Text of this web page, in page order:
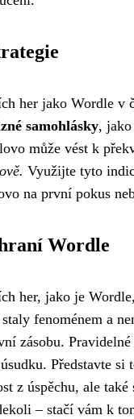
her jako Wordle v
samohlásky,
může vést k
Využijte tyto
na první pokus
Wordle
her, jako je
staly fenoménem a
zásobu.
Představte
z úspěchu, ale
– stačí vám k